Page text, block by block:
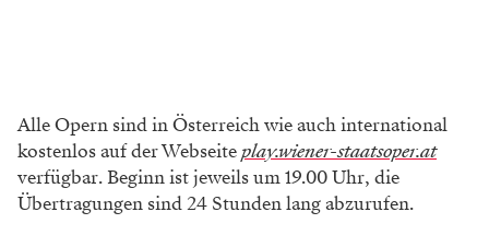
Alle Opern sind in Österreich wie auch international
kostenlos auf der Webseiteplay.wiener-staatsoper.at
verfügbar. Beginn ist jeweils um 19.00 Uhr, die
Übertragungen sind 24 Stunden lang abzurufen.